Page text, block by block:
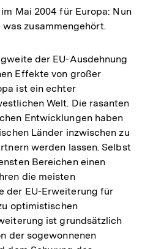
Mai 2004 für Europa: Nun
zusammengehört.
der EU-Ausdehnung
Effekte von großer
ist ein echter
Welt. Die rasanten
Entwicklungen haben
Länder inzwischen zu
werden lassen. Selbst
Bereichen einen
die meisten
der EU-Erweiterung für
optimistischen
ist grundsätzlich
der sogewonnenen